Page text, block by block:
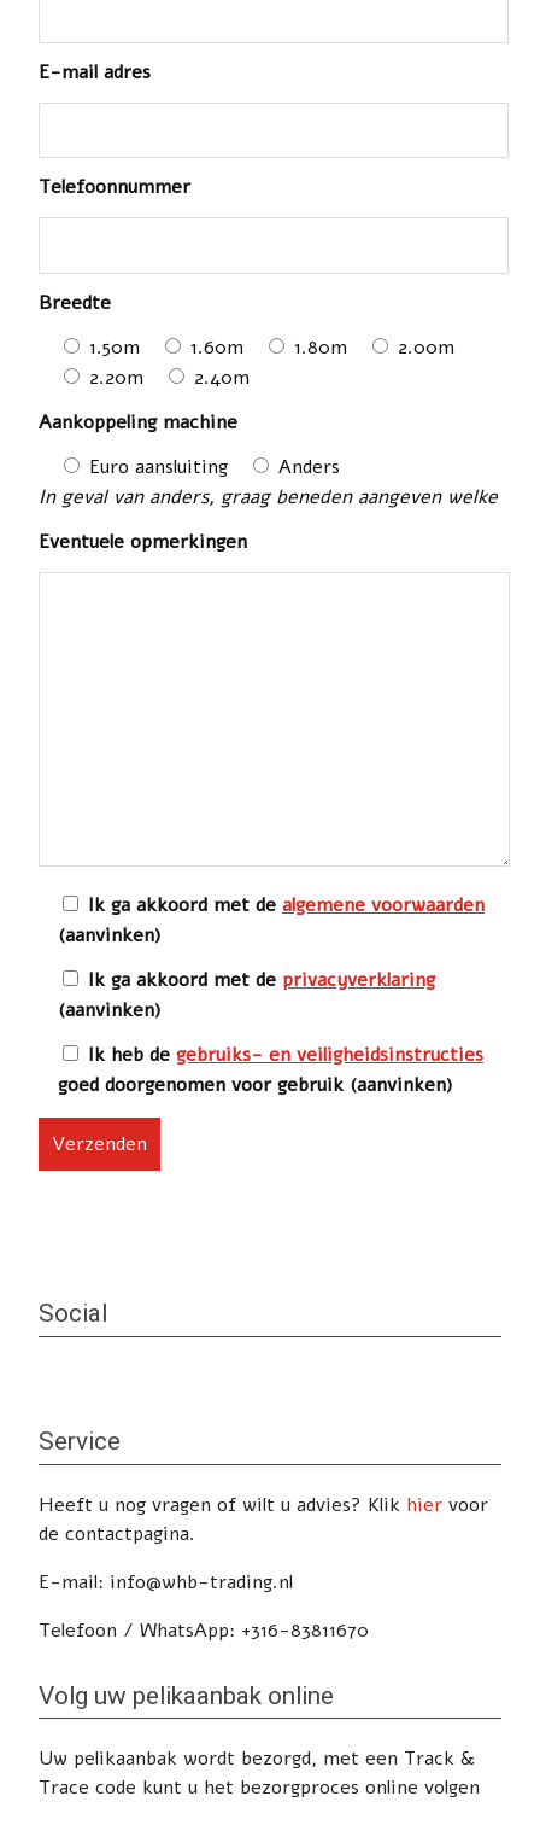
E-mail adres
Telefoonnummer
Breedte
1.50m
1.60m 1.80m
2.00m
2.20m
2.40m
Aankoppeling machine
Euro aansluiting
Anders
In geval van anders, graag beneden aangeven welke
Eventuele opmerkingen
Ik ga akkoord met de algemene voorwaarden
(aanvinken)
Ik ga akkoord met de privacyverklaring
(aanvinken)
Ik heb de gebruiks- en veiligheidsinstructies
goed doorgenomen voor gebruik (aanvinken)
G
l
e
d
e
d
l
e
g
e
l
a
t
Social
Service
Heeft u nog vragen of wilt u advies? Klik hier voor
de contactpagina.
E-mail: info@whb-trading.nl
Telefoon / WhatsApp: +316-83811670
Volg uw pelikaanbak online
Uw pelikaanbak wordt bezorgd, met een Track &
Trace code kunt u het bezorgproces online volgen